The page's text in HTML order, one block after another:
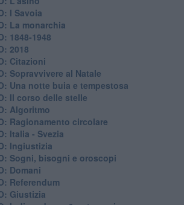
I Savoia
La monarchia
1848-1948
2018
Citazioni
​Sopravvivere al Natale
​Una notte buia e tempestosa
Il corso delle stelle
Algoritmo
Ragionamento circolare
Italia - Svezia
​Ingiustizia
​Sogni, bisogni e oroscopi
Domani
Referendum
Giustizia